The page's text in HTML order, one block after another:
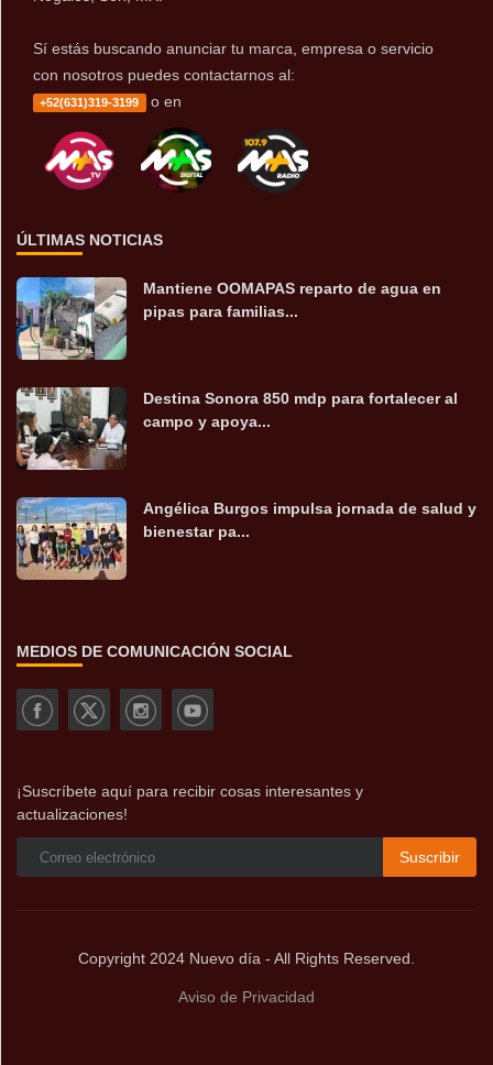
Sí estás buscando anunciar tu marca, empresa o servicio
con nosotros puedes contactarnos al:
+52(631)319-3199 o en
ÚLTIMAS NOTICIAS
Mantiene OOMAPAS reparto de agua en
pipas para familias...
Destina Sonora 850 mdp para fortalecer al
campo y apoya...
Angélica Burgos impulsa jornada de salud y
bienestar pa...
MEDIOS DE COMUNICACIÓN SOCIAL
¡Suscríbete aquí para recibir cosas interesantes y
actualizaciones!
Suscribir
Copyright 2024 Nuevo día - All Rights Reserved.
Aviso de Privacidad